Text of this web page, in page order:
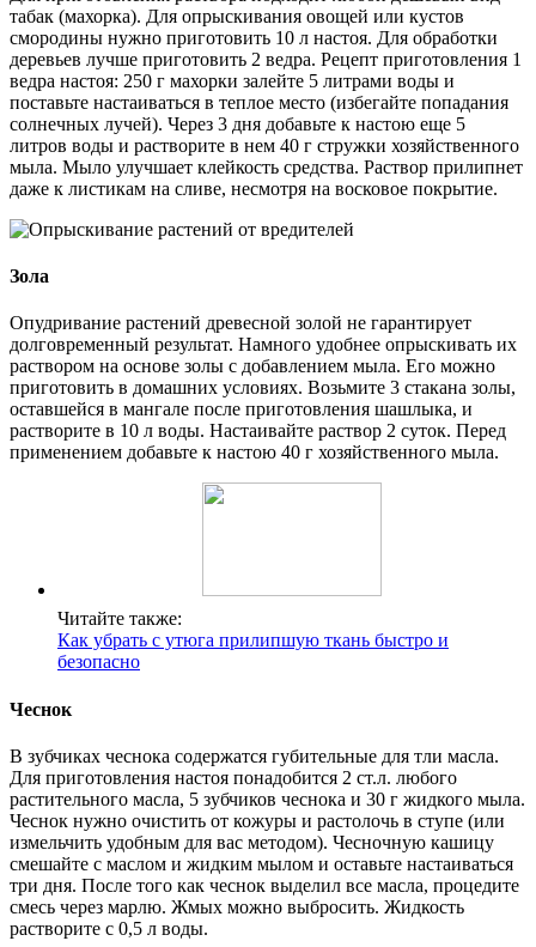
табак (махорка). Для опрыскивания овощей или кустов
смородины нужно приготовить 10 л настоя. Для обработки
деревьев лучше приготовить 2 ведра. Рецепт приготовления 1
ведра настоя: 250 г махорки залейте 5 литрами воды и
поставьте настаиваться в теплое место (избегайте попадания
солнечных лучей). Через 3 дня добавьте к настою еще 5
литров воды и растворите в нем 40 г стружки хозяйственного
мыла. Мыло улучшает клейкость средства. Раствор прилипнет
даже к листикам на сливе, несмотря на восковое покрытие.
Зола
Опудривание растений древесной золой не гарантирует
долговременный результат. Намного удобнее опрыскивать их
раствором на основе золы с добавлением мыла. Его можно
приготовить в домашних условиях. Возьмите 3 стакана золы,
оставшейся в мангале после приготовления шашлыка, и
растворите в 10 л воды. Настаивайте раствор 2 суток. Перед
применением добавьте к настою 40 г хозяйственного мыла.
Читайте также:
Как убрать с утюга прилипшую ткань быстро и
безопасно
Чеснок
В зубчиках чеснока содержатся губительные для тли масла.
Для приготовления настоя понадобится 2 ст.л. любого
растительного масла, 5 зубчиков чеснока и 30 г жидкого мыла.
Чеснок нужно очистить от кожуры и растолочь в ступе (или
измельчить удобным для вас методом). Чесночную кашицу
смешайте с маслом и жидким мылом и оставьте настаиваться
три дня. После того как чеснок выделил все масла, процедите
смесь через марлю. Жмых можно выбросить. Жидкость
растворите с 0,5 л воды.